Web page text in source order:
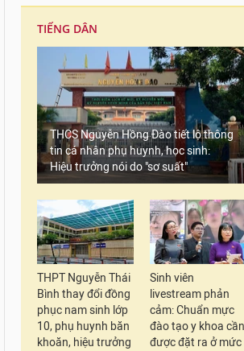
TIẾNG DÂN
THCS Nguyễn Hồng Đào tiết lộ thông
tin cá nhân phụ huynh, học sinh:
Hiệu trưởng nói do "sơ suất"
THPT Nguyễn Thái
Bình thay đổi đồng
phục nam sinh lớp
10, phụ huynh băn
khoăn, hiệu trưởng
Sinh viên
livestream phản
cảm: Chuẩn mực
đào tạo y khoa cần
được đặt ra ở mức